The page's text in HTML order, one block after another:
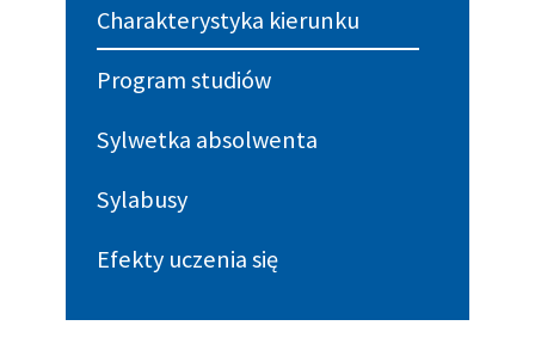
Charakterystyka kierunku
Program studiów
Sylwetka absolwenta​
Sylabusy
Efekty uczenia się